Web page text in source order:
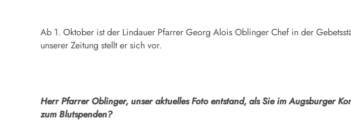
Ab 1. Oktober ist der Lindauer Pfarrer Georg Alois Oblinger Chef in der
unserer Zeitung stellt er sich vor.
Herr Pfarrer Oblinger, unser aktuelles Foto entstand, als Sie im Augsburger
zum Blutspenden?